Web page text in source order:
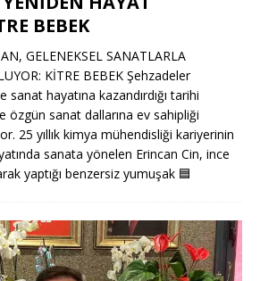
BEBEK
GELENEKSEL SANATLARLA
KİTRE BEBEK Şehzadeler
sanat hayatına kazandırdığı tarihi
özgün sanat dallarına ev sahipliği
25 yıllık kimya mühendisliği kariyerinin
sanata yönelen Erincan Cin, ince
yaptığı benzersiz yumuşak 🟦